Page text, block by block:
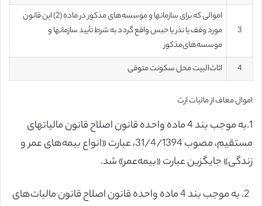
3
اموالی که برای سازمانها و موسسه‌های مذکور در ماده (2) این قانون
مورد وقف یا نذر یا حبس واقع گردد به شرط تأیید سازمانها و
موسسه‌های‌مذکور
4
اثاث‌البیت محل سکونت متوفی
اموال معاف از مالیات ارث
1
.
به موجب بند 4 ماده واحده قانون اصلاح قانون مالیات­های
مستقیم، مصوب 31/4/1394، عبارت «انواع بیمه‌های عمر و
زندگی» جایگزین عبارت «بیمه‌عمر» شد.
2. به موجب بند 4 ماده واحده قانون اصلاح قانون مالیات
های